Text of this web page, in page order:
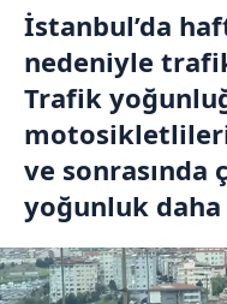
İstanbul’da
nedeniyle
Trafik
ve sonrasında
yoğunluk daha